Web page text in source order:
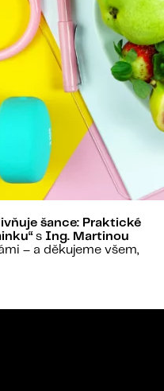
šance: Praktické
s Ing. Martinou
– a děkujeme všem,